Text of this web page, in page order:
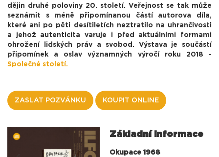
dějin druhé poloviny 20. století. Veřejnost se tak může
seznámit s méně připomínanou částí autorova díla,
které ani po pěti desítiletích neztratilo na uhrančivosti
a jehož autenticita varuje i před aktuálními formami
ohrožení lidských práv a svobod. Výstava je součástí
připomínek a oslav významných výročí roku 2018 -
Společné století.
ZASLAT POZVÁNKU KOUPIT ONLINE
Základní informace
Okupace 1968